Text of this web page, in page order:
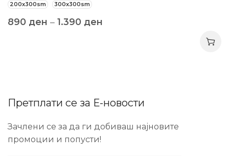
200x300sm 300x300sm
890 ден – 1.390 ден
Претплати се за Е-новости
Зачлени се за да ги добиваш најновите
промоции и попусти!